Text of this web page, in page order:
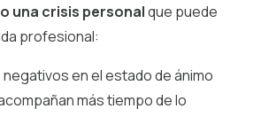
una crisis personalque puede
profesional:
en el estado de ánimo
más tiempo de lo